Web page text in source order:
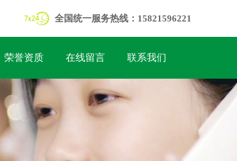
全国统一服务热线：15821596221
荣誉资质 在线留言 联系我们